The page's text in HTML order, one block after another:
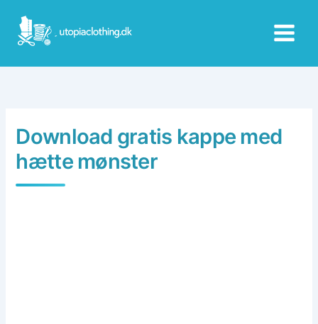
content
Download gratis kappe med
hætte mønster